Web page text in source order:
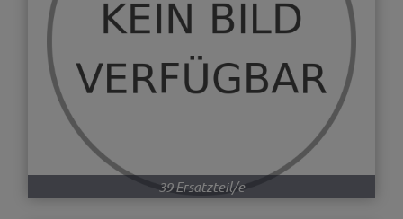
39 Ersatzteil/e